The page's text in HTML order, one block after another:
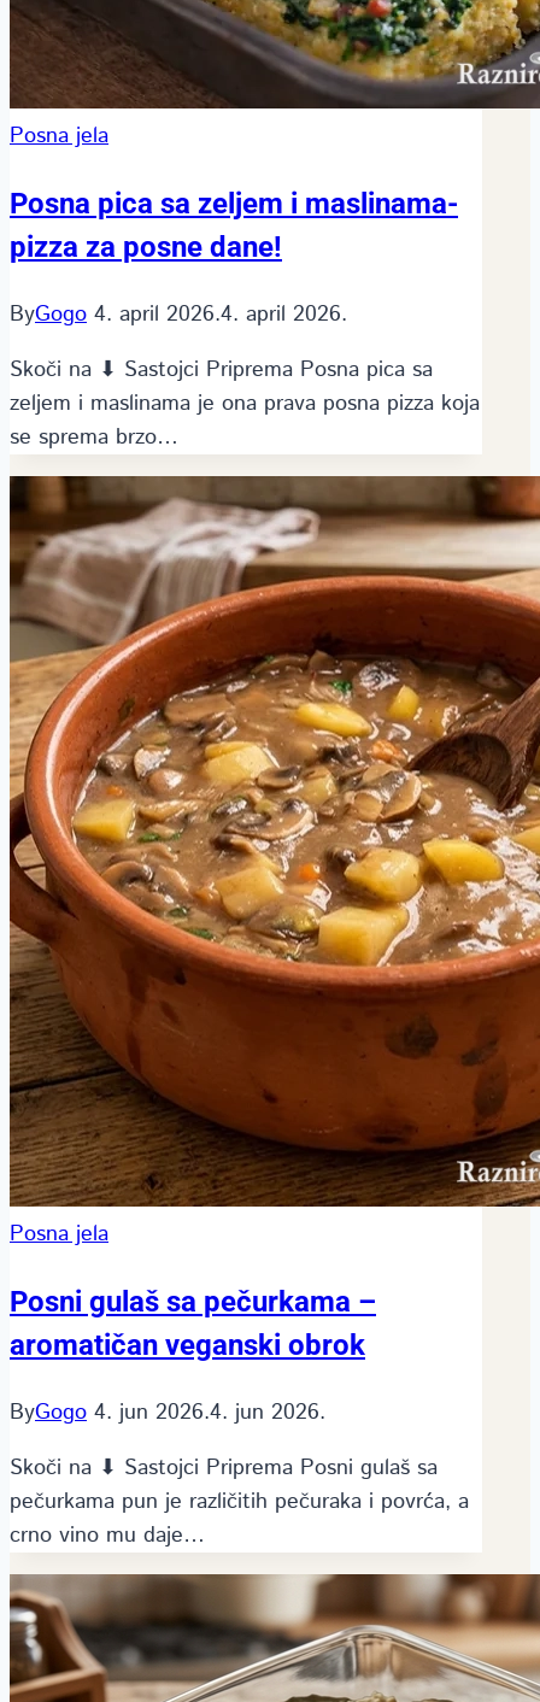
Posna jela
Posna pica sa zeljem i maslinama-
pizza za posne dane!
ByGogo 4. april 2026.4. april 2026.
Skoči na ⬇ Sastojci Priprema Posna pica sa
zeljem i maslinama je ona prava posna pizza koja
se sprema brzo…
Posna jela
Posni gulaš sa pečurkama –
aromatičan veganski obrok
ByGogo 4. jun 2026.4. jun 2026.
Skoči na ⬇ Sastojci Priprema Posni gulaš sa
pečurkama pun je različitih pečuraka i povrća, a
crno vino mu daje…